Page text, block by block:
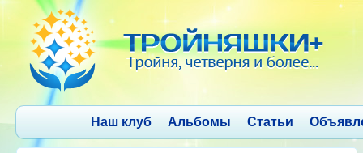
Наш клуб Альбомы Статьи